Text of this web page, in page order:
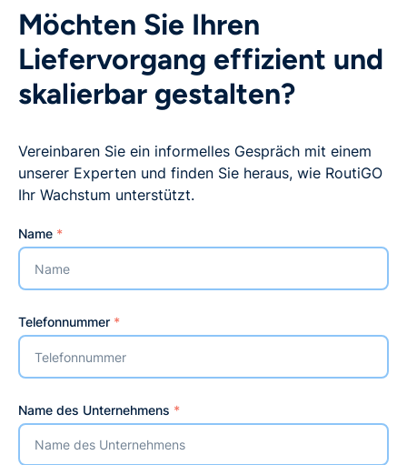
Möchten Sie Ihren
Liefervorgang effizient und
skalierbar gestalten?
Vereinbaren Sie ein informelles Gespräch mit einem
unserer Experten und finden Sie heraus, wie RoutiGO
Ihr Wachstum unterstützt.
Name *
Telefonnummer *
Name des Unternehmens *